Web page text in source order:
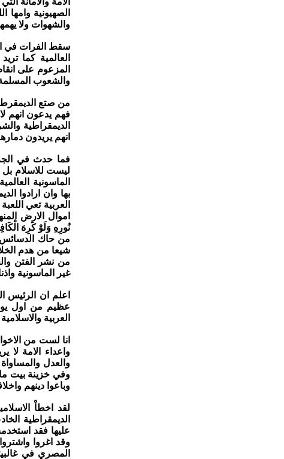
الصهيونية
والشهوات ولا
سقط الفرات في
العالمية كما
المزعوم على
والشعوب
من صتع
فهم يدعون انهم
الديمقراطية
انهم يريدون
فما حدث في
ليست للاسلام بل
الماسونية
بها وان ارادوا
العربية تعي
اموال الارض
نُورِهِ وَلَوْ كَرِهَ الْكَافِرُونَ } [الصف: 8],{لِيُحِقَّ الْحَقَّ
من حاك الدسائس
شيعا من هدم
من نشر الفتن
غير الماسونية
اعلم ان الرئيس
عظيم من اول
العربية
انا لست من
واعداء الامة لا
والعدل
وفي خزينة بيت
وباعوا دينهم
لقد اخطاْ
الديمقراطية
عليها فقد
وقد اغروا
المصري في